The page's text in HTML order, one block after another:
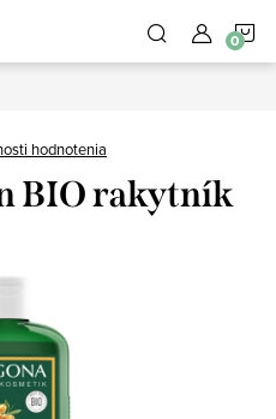
hodnotenia
BIO rakytník